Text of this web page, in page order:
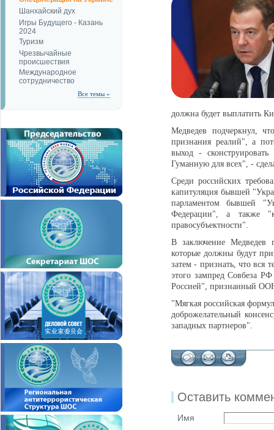
Шанхайский дух
Игры Будущего - Казань
2024
Туризм
Чрезвычайные
происшествия
Международное
сотрудничество
Все темы »
должна будет выплатить
Медведев подчеркнул,
признания реалий", а
выход -
Гуманную для всех", -
Среди российских
капитуляция бывшей
парламентом бывшей
Федерации", а также
правосубъектности".
В заключение Медведев
которые должны будут
затем - признать, что вся
этого зампред Совбеза
Россией", признанный
"Мягкая российская
доброжелательный
западных партнеров".
Оставить
Имя